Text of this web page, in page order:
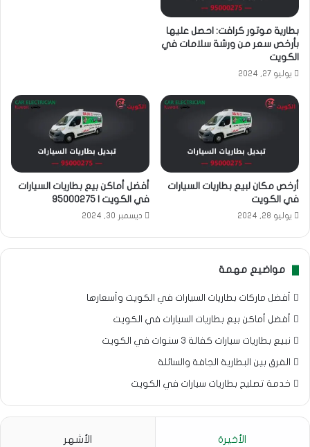
بطارية موتور كرافت: احصل عليها
بأرخص سعر من ورشة سلامات في
الكويت
يوليو 27, 2024
أرخص مكان لبيع بطاريات السيارات
في الكويت
يوليو 28, 2024
أفضل أماكن بيع بطاريات السيارات
في الكويت | 95000275
ديسمبر 30, 2024
مواضيع مهمة
أفضل ماركات بطاريات السيارات في الكويت وأسعارها
أفضل أماكن بيع بطاريات السيارات في الكويت
نبيع بطاريات سيارات كفالة 3 سنوات في الكويت
الفرق بين البطارية الجافة والسائلة
خدمة تصليح بطاريات سيارات في الكويت
الأخيرة الأشهر